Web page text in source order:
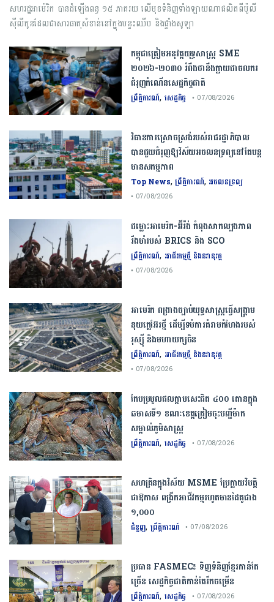
សហរដ្ឋអាម៉េរិក បានដំឡើងពន្ធ ១៥ ភាគរយ លើមុខទំនិញទាំងឡាយណាផលិតពីប៉ូលី
ស៊ីលីកូនដែលជាសារធាតុសំខាន់នៅក្នុងបន្ទះឈីប និងផ្ទាំងសូឡា
កម្ពុជា​ត្រៀមអនុវត្ត​យុទ្ធសាស្ត្រ​ ​SME​ ​
២០២៦​-​២០៣០​ រំពឹងថានឹងក្លាយ​ជា​ចលករ​
ជំរុញ​កំណើន​សេដ្ឋកិច្ច​ជាតិ​
ព្រឹត្តិការណ៍, សេដ្ឋកិច្ច • 07/08/2026
វិធានការស្រោចស្រង់របស់រាជរដ្ឋាភិបាល​
បាន​ជួយ​ជំរុញឱ្យវិស័យ​អចលនទ្រព្យនៅតែបន្ត​
មានសកម្មភាព
Top News,ព្រឹត្តិការណ៍, អចលនទ្រព្យ
• 07/08/2026
ជម្លោះ​អាមេរិក​-​អ៊ីរ៉ង់​ ​កំពុង​សាកល្បង​ភាព​
រឹងមាំ​របស់​ ​BRICS​ ​និង​ ​SCO​
ព្រឹត្តិការណ៍, អាជីវកម្មថ្មី និងនវានុវត្ត
• 07/08/2026
​អាមេរិក​ ពង្រាងច្បាប់​យុទ្ធសាស្ត្រ​ធ្វើ​សង្គ្រាម​
នុយក្លេអ៊ែរ​ថ្មី ដើម្បីទប់ការគំរាមកំហែងរបស់​
រុស្ស៊ី និងមហាយក្សចិន
ព្រឹត្តិការណ៍, អាជីវកម្មថ្មី និងនវានុវត្ត
• 07/08/2026
កែប​ប្រមូល​ផល​ក្តាម​សេះ​ជិត​ ​៤០០ ​តោន​ក្នុង​
ឆមាស​ទី​១​ ​ខណៈ​ខេត្ត​ត្រៀម​ចុះបញ្ជី​ម៉ាក​
សម្គាល់​ភូមិសាស្ត្រ​
ព្រឹត្តិការណ៍, សេដ្ឋកិច្ច • 07/08/2026
សហគ្រិនក្នុងវិស័យ MSME ប្រែក្លាយវិបត្តិ
ជាឱកាស ពង្រីកអាជីវកម្មរហូតមានដៃគូជាង
១,០០០
ជំនួញ,ព្រឹត្តិការណ៍ • 07/08/2026
ប្រធាន​​ ​FASMEC​៖​ ​ទិញ​ទំនិញ​ខ្មែរ​កាន់តែ​
ច្រើន​ ​សេដ្ឋកិច្ច​ជាតិ​កាន់តែ​រីកចម្រើន​
ព្រឹត្តិការណ៍, សេដ្ឋកិច្ច • 07/08/2026